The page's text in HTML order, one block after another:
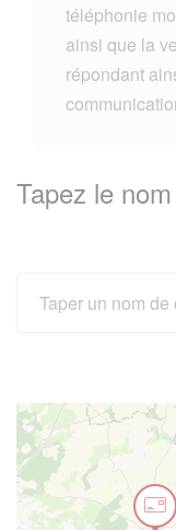
téléphonie
ainsi que la
répondant
Tapez le